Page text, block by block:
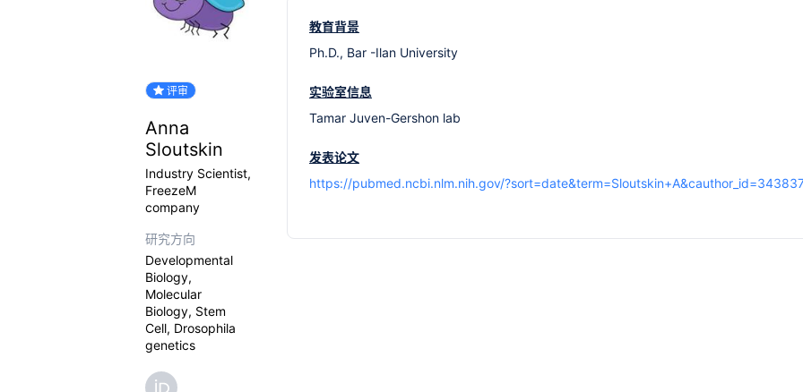
评审
Anna
Sloutskin
Industry Scientist,
FreezeM
company
研究方向
Developmental
Biology,
Molecular
Biology, Stem
Cell, Drosophila
genetics
教育背景
Ph.D., Bar -Ilan University
实验室信息
Tamar Juven-Gershon lab
发表论文
https://pubmed.ncbi.nlm.nih.gov/